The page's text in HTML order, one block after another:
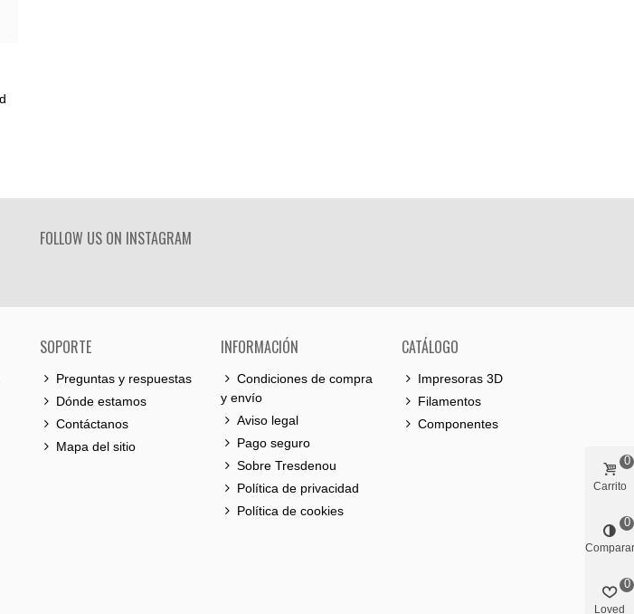
FOLLOW US ON INSTAGRAM
SOPORTE
Preguntas y respuestas
Dónde estamos
Contáctanos
Mapa del sitio
INFORMACIÓN
Condiciones de compra
y envío
Aviso legal
Pago seguro
Sobre Tresdenou
Política de privacidad
Política de cookies
CATÁLOGO
Impresoras 3D
Filamentos
Componentes
Carrito
0
Comparar
0
Loved
0